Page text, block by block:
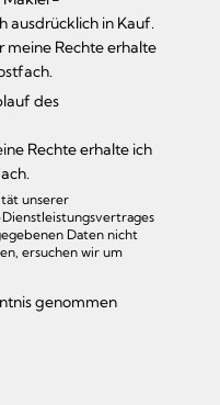
ausdrücklich in Kauf.
meine Rechte erhalte
des
Rechte erhalte ich
unserer
Daten nicht
ersuchen wir um
genommen